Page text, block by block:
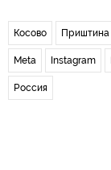
Косово Приштина
Meta Instagram
Россия